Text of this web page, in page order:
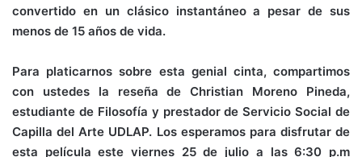
convertido en un clásico instantáneo a pesar de sus
menos de 15 años de vida.
Para platicarnos sobre esta genial cinta, compartimos
con ustedes la reseña de Christian Moreno Pineda,
estudiante de Filosofía y prestador de Servicio Social de
Capilla del Arte UDLAP. Los esperamos para disfrutar de
esta película este viernes 25 de julio a las 6:30 p.m